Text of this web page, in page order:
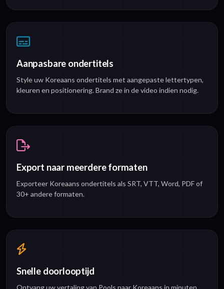
Aanpasbare ondertitels
Style uw Koreaans ondertitels met aangepaste lettertypen,
kleuren en positionering. Brand ze in de video indien nodig.
Export naar meerdere formaten
Exporteer Koreaans ondertitels als SRT, VTT, Word, PDF of
30+ andere formaten.
Snelle doorlooptijd